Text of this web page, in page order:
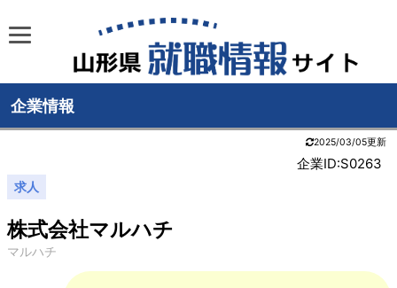
企業情報
2025/03/05更新
企業ID:S0263
求人
株式会社マルハチ
マルハチ